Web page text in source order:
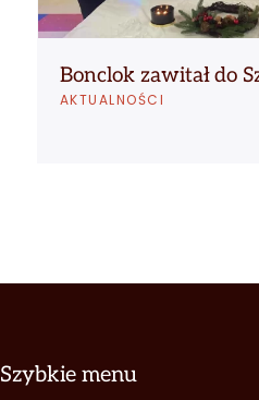
Bonclok zawitał do
AKTUALNOŚCI
Szybkie menu